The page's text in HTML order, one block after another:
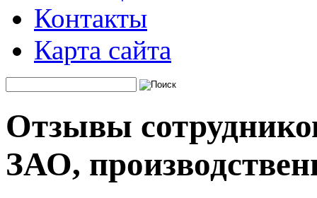
Контакты
Карта сайта
Отзывы
ЗАО,